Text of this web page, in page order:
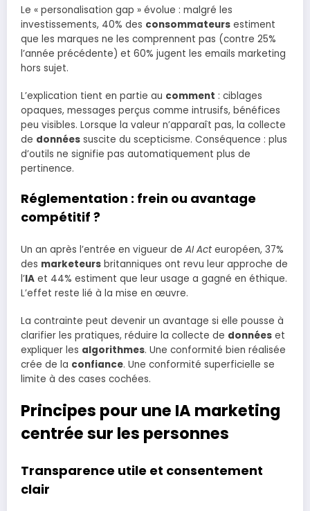
Le « personalisation gap » évolue : malgré les
investissements, 40% des consommateurs estiment
que les marques ne les comprennent pas (contre 25%
l’année précédente) et 60% jugent les emails marketing
hors sujet.
L’explication tient en partie au comment : ciblages
opaques, messages perçus comme intrusifs, bénéfices
peu visibles. Lorsque la valeur n’apparaît pas, la collecte
de données suscite du scepticisme. Conséquence : plus
d’outils ne signifie pas automatiquement plus de
pertinence.
Réglementation : frein ou avantage
compétitif ?
Un an après l’entrée en vigueur de AI Act européen, 37%
des marketeurs britanniques ont revu leur approche de
l’IA et 44% estiment que leur usage a gagné en éthique.
L’effet reste lié à la mise en œuvre.
La contrainte peut devenir un avantage si elle pousse à
clarifier les pratiques, réduire la collecte de données et
expliquer les algorithmes. Une conformité bien réalisée
crée de la confiance. Une conformité superficielle se
limite à des cases cochées.
Principes pour une IA marketing
centrée sur les personnes
Transparence utile et consentement
clair